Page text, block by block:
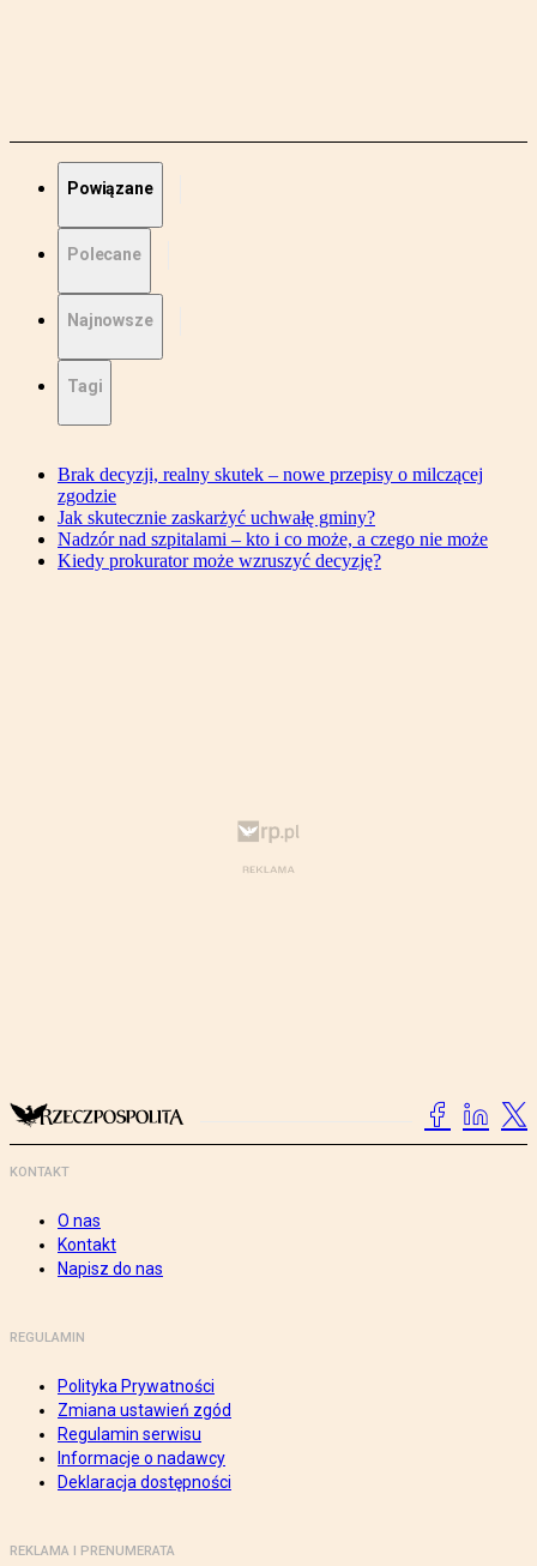
Powiązane
Polecane
Najnowsze
Tagi
Brak decyzji, realny skutek – nowe przepisy o milczącej
zgodzie
Jak skutecznie zaskarżyć uchwałę gminy?
Nadzór nad szpitalami – kto i co może, a czego nie może
Kiedy prokurator może wzruszyć decyzję?
KONTAKT
O nas
Kontakt
Napisz do nas
REGULAMIN
Polityka Prywatności
Zmiana ustawień zgód
Regulamin serwisu
Informacje o nadawcy
Deklaracja dostępności
REKLAMA I PRENUMERATA